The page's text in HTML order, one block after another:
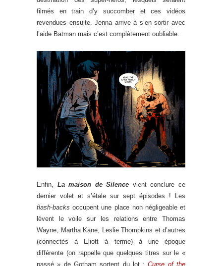
filmés en train d’y succomber et ces vidéos
revendues ensuite. Jenna arrive à s’en sortir avec
l’aide Batman mais c’est complètement oubliable.
Enfin, La maison de Silence vient conclure ce
dernier volet et s’étale sur sept épisodes ! Les
flash-backs occupent une place non négligeable et
lèvent le voile sur les relations entre Thomas
Wayne, Martha Kane, Leslie Thompkins et d’autres
(connectés à Eliott à terme) à une époque
différente (on rappelle que quelques titres sur le «
passé » de Gotham sortent du lot :Curse of the